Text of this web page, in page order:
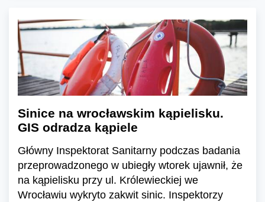
Sinice na wrocławskim kąpielisku.
GIS odradza kąpiele
Główny Inspektorat Sanitarny podczas badania
przeprowadzonego w ubiegły wtorek ujawnił, że
na kąpielisku przy ul. Królewieckiej we
Wrocławiu wykryto zakwit sinic. Inspektorzy